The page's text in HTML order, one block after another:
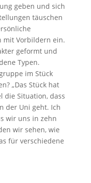
geben und sich
täuschen
mit Vorbildern ein.
geformt und
Typen.
im Stück
„Das Stück hat
die Situation, dass
der Uni geht. Ich
wir uns in zehn
wir sehen, wie
für verschiedene